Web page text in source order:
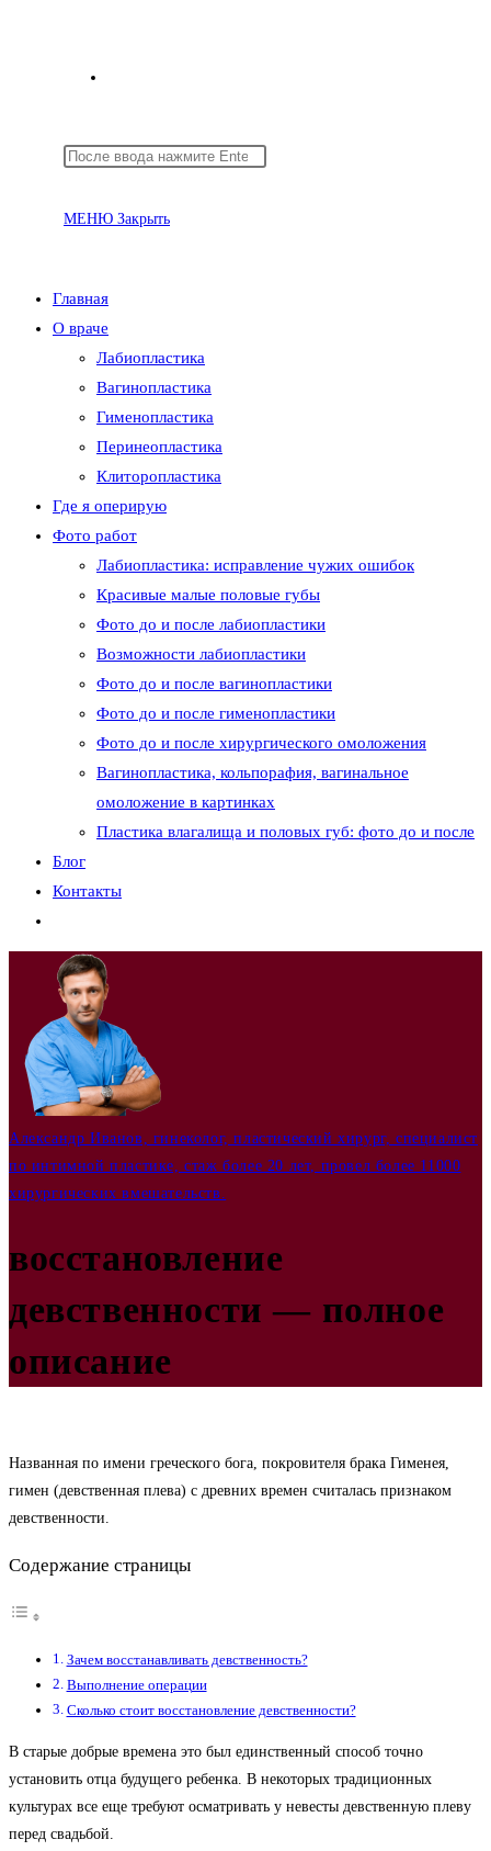
сайту
Поиск
сайте
МЕНЮ Закрыть
Главная
О враче
Лабиопластика
Вагинопластика
Гименопластика
Перинеопластика
Клиторопластика
Где я оперирую
Фото работ
Лабиопластика: исправление чужих ошибок
Красивые малые половые губы
Фото до и после лабиопластики
Возможности лабиопластики
Фото до и после вагинопластики
Фото до и после гименопластики
Фото до и после хирургического омоложения
Вагинопластика, кольпорафия, вагинальное
омоложение в картинках
Пластика влагалища и половых губ: фото до и после
Блог
Контакты
поиск
по
веб-
сайту
Александр Иванов, гинеколог, пластический хирург, специалист
по интимной пластике, стаж более 20 лет, провел более 11000
хирургических вмешательств.
восстановление
девственности — полное
описание
Названная по имени греческого бога, покровителя брака Гименея,
гимен (девственная плева) с древних времен считалась признаком
девственности.
Содержание страницы
Зачем восстанавливать девственность?
Выполнение операции
Сколько стоит восстановление девственности?
В старые добрые времена это был единственный способ точно
установить отца будущего ребенка. В некоторых традиционных
культурах все еще требуют осматривать у невесты девственную плеву
перед свадьбой.